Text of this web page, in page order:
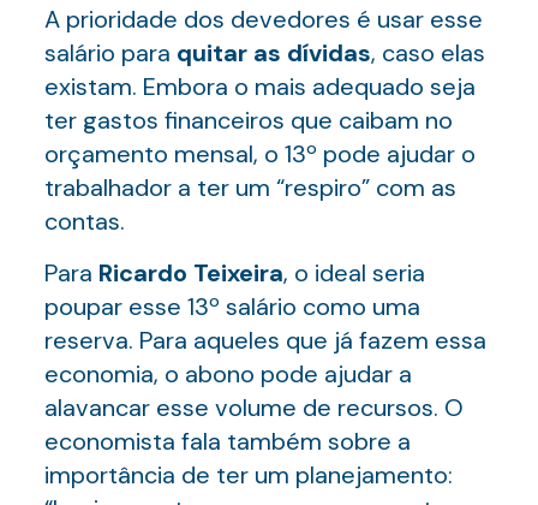
A prioridade dos devedores é usar esse
salário para quitar as dívidas, caso elas
existam. Embora o mais adequado seja
ter gastos financeiros que caibam no
orçamento mensal, o 13º pode ajudar o
trabalhador a ter um “respiro” com as
contas.
Para Ricardo Teixeira, o ideal seria
poupar esse 13º salário como uma
reserva. Para aqueles que já fazem essa
economia, o abono pode ajudar a
alavancar esse volume de recursos. O
economista fala também sobre a
importância de ter um planejamento: